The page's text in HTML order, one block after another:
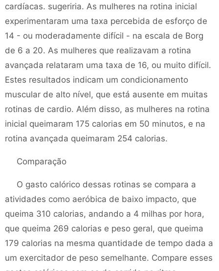
cardíacas. sugeriria. As mulheres na rotina inicial
experimentaram uma taxa percebida de esforço de
14 - ou moderadamente difícil - na escala de Borg
de 6 a 20. As mulheres que realizavam a rotina
avançada relataram uma taxa de 16, ou muito difícil.
Estes resultados indicam um condicionamento
muscular de alto nível, que está ausente em muitas
rotinas de cardio. Além disso, as mulheres na rotina
inicial queimaram 175 calorias em 50 minutos, e na
rotina avançada queimaram 254 calorias.
Comparação
O gasto calórico dessas rotinas se compara a
atividades como aeróbica de baixo impacto, que
queima 310 calorias, andando a 4 milhas por hora,
que queima 269 calorias e peso geral, que queima
179 calorias na mesma quantidade de tempo dada a
um exercitador de peso semelhante. Compare esses